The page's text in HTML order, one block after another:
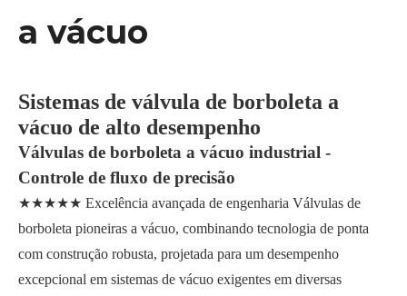
a vácuo
Sistemas de válvula de borboleta a
vácuo de alto desempenho
Válvulas de borboleta a vácuo industrial -
Controle de fluxo de precisão
★★★★★ Excelência avançada de engenharia Válvulas de
borboleta pioneiras a vácuo, combinando tecnologia de ponta
com construção robusta, projetada para um desempenho
excepcional em sistemas de vácuo exigentes em diversas